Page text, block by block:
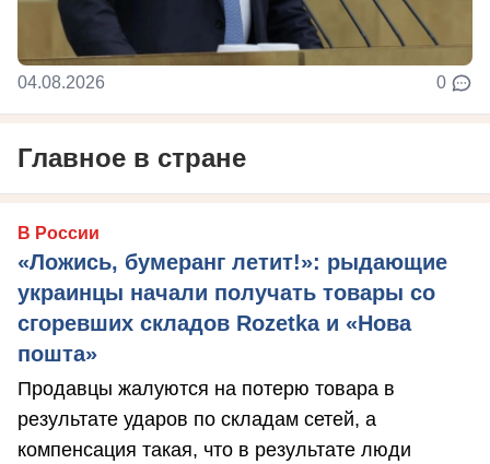
04.08.2026 0
Главное в стране
В России
«Ложись, бумеранг летит!»: рыдающие
украинцы начали получать товары со
сгоревших складов Rozetka и «Нова
пошта»
Продавцы жалуются на потерю товара в
результате ударов по складам сетей, а
компенсация такая, что в результате люди